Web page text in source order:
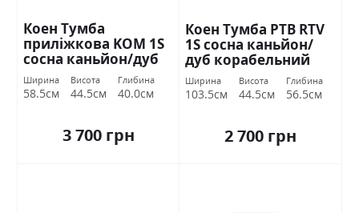
Коен Тумба
приліжкова KOM 1S
сосна каньйон/дуб
корабельний БРВ
Україна
Ширина
58.5см
Висота
44.5см
Глибина
40.0см
3 700 грн
Коен Тумба РТВ RTV
1S сосна каньйон/
дуб корабельний
БРВ Україна
Ширина
103.5см
Висота
44.5см
Глибина
56.5см
2 700 грн